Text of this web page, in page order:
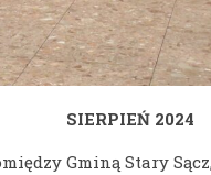
SIERPIEŃ 2024
Gminą Stary